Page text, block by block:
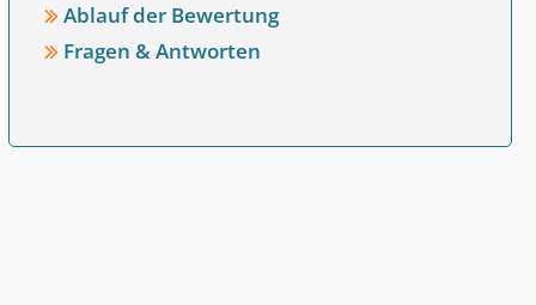
Ablauf der Bewertung
Fragen & Antworten